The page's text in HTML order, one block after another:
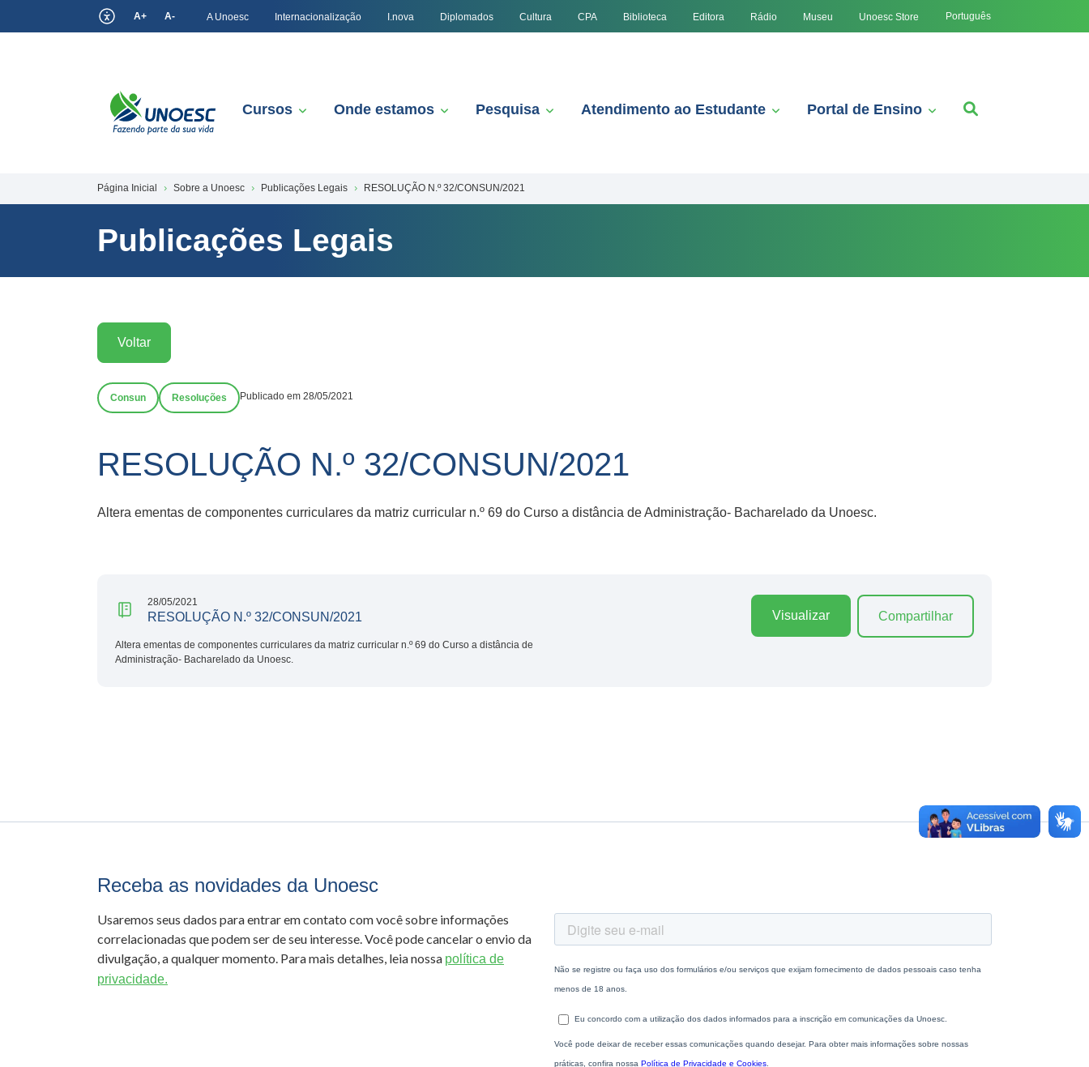
A+ A- A Unoesc Internacionalização I.nova Diplomados Cultura CPA Biblioteca Editora Rádio Museu Unoesc Store Português
Cursos Onde estamos Pesquisa Atendimento ao Estudante Portal de Ensino
Página Inicial Sobre a Unoesc Publicações Legais RESOLUÇÃO N.º 32/CONSUN/2021
Publicações Legais
Voltar
Consun Resoluções Publicado em 28/05/2021
RESOLUÇÃO N.º 32/CONSUN/2021
Altera ementas de componentes curriculares da matriz curricular n.º 69 do Curso a distância de Administração- Bacharelado da Unoesc.
28/05/2021
RESOLUÇÃO N.º 32/CONSUN/2021
Altera ementas de componentes curriculares da matriz curricular n.º 69 do Curso a distância de
Administração- Bacharelado da Unoesc.
Visualizar Compartilhar
Receba as novidades da Unoesc
Usaremos seus dados para entrar em contato com você sobre informações
correlacionadas que podem ser de seu interesse. Você pode cancelar o envio da
divulgação, a qualquer momento. Para mais detalhes, leia nossa política de
privacidade.